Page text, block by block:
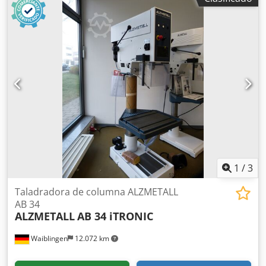
514 x 360 mm Ranuras en T (número x ancho x espacio): 2
x 14 x 224 mm Distancia husillo-mesa (mín./máx.): 117 /
701 mm 2 alimentaciones: 0,1 + 0,2 mm/rev Altura (mm):
aprox. 1840 Capacidad de taladrado St 60 (mm): 40 Carrera
del husillo (mm): 120 Garganta (mm): 293 Motor (kW): 1,45 /
1,9 Rango de velocidad (r/min): 160 - 2250 Peso (kg): 285
1 /3
Waiblingen 12.072 km
Taladradora de columna ALZMETALL
AB 34
ALZMETALLAB 34 iTRONIC